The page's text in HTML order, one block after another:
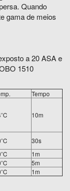
Quando
gama de meios
a 20 ASA e
1510
Tempo
10m
30s
1m
5m
1m